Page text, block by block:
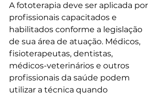
A fototerapia deve ser aplicada por
profissionais capacitados e
habilitados conforme a legislação
de sua área de atuação. Médicos,
fisioterapeutas, dentistas,
médicos-veterinários e outros
profissionais da saúde podem
utilizar a técnica quando